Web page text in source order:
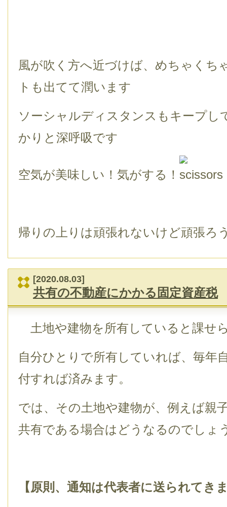
風が吹く方へ近づけば、めちゃくち
トも出てて潤います
ソーシャルディスタンスもキープし
かりと深呼吸です
空気が美味しい！気がする！
帰りの上りは頑張れないけど頑張ろ
[2020.08.03]
共有の不動産にかかる固定資産税
土地や建物を所有していると課せ
自分ひとりで所有していれば、毎年
付すれば済みます。
では、その土地や建物が、例えば親
共有である場合はどうなるのでしょ
【原則、通知は代表者に送られてき